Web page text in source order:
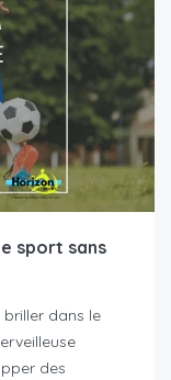
sport sans
dans le
des